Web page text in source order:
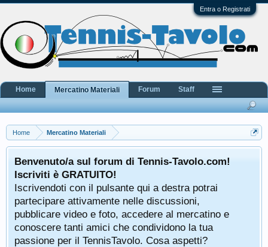
Entra o Registrati
Home Mercatino Materiali
Benvenuto/a sul forum di Tennis-Tavolo.com!
Iscriviti è GRATUITO!
Iscrivendoti con il pulsante qui a destra potrai
partecipare attivamente nelle discussioni,
pubblicare video e foto, accedere al mercatino e
conoscere tanti amici che condividono la tua
passione per il TennisTavolo. Cosa aspetti?
Home Mercatino Materiali Forum Staff